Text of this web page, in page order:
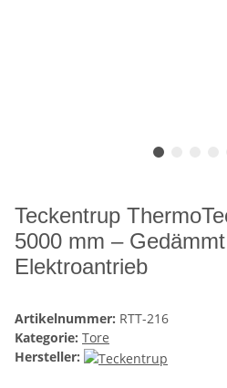
Teckentrup
5000 mm –
Elektroantrieb
Artikelnummer: RTT-216
Kategorie: Tore
Hersteller: